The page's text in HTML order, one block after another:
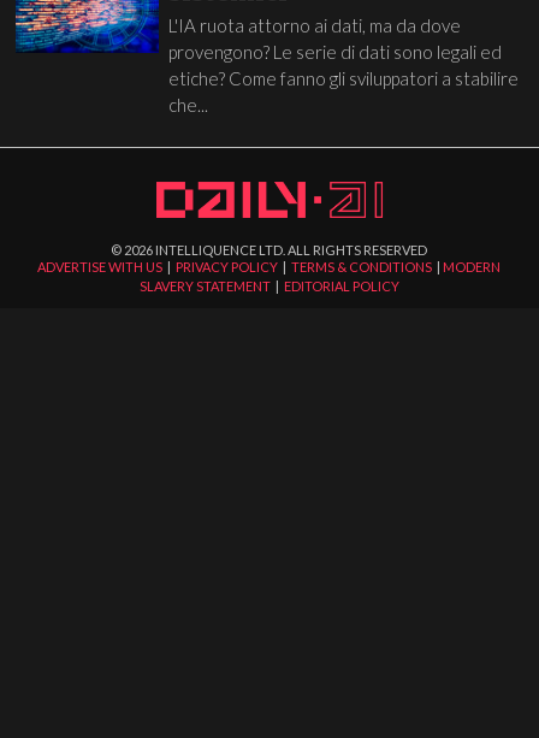
L'IA ruota attorno ai dati, ma da dove
provengono? Le serie di dati sono legali ed
etiche? Come fanno gli sviluppatori a stabilire
che...
© 2026 INTELLIQUENCE LTD. ALL RIGHTS RESERVED
ADVERTISE WITH US | PRIVACY POLICY |TERMS & CONDITIONS | MODERN
SLAVERY STATEMENT| EDITORIAL POLICY